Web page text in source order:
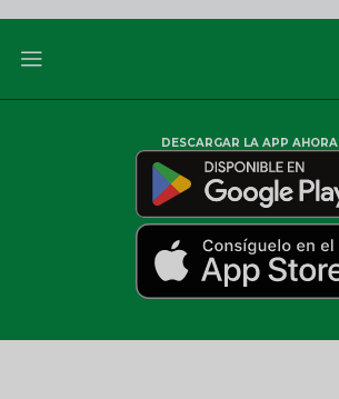
DESCARGAR LA APP AHORA